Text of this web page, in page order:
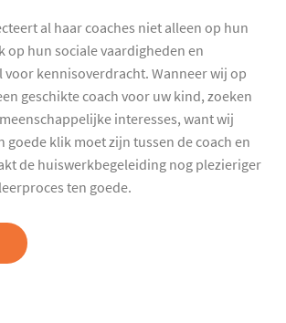
al haar coaches niet alleen op hun
op hun sociale vaardigheden en
kennisoverdracht. Wanneer wij op
geschikte coach voor uw kind, zoeken
interesses, want wij
goede klik moet zijn tussen de coach en
de huiswerkbegeleiding nog plezieriger
ten goede.